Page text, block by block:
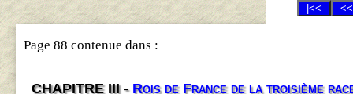
Page 88 contenue dans :
CHAPITRE III - Rois de France de la troisième